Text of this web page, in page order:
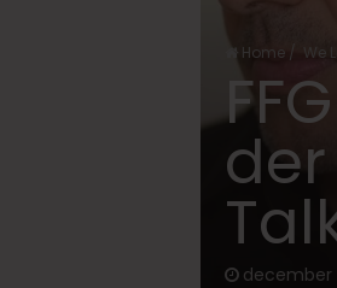
Home / We
december